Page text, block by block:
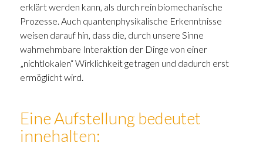
erklärt werden kann, als durch rein biomechanische
Prozesse. Auch quantenphysikalische Erkenntnisse
weisen darauf hin, dass die, durch unsere Sinne
wahrnehmbare Interaktion der Dinge von einer
„nichtlokalen“ Wirklichkeit getragen und dadurch erst
ermöglicht wird.
Eine Aufstellung bedeutet
innehalten: